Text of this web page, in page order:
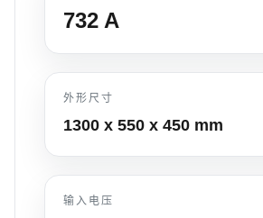
732 A
外形尺寸
1300 x 550 x 450 mm
输入电压